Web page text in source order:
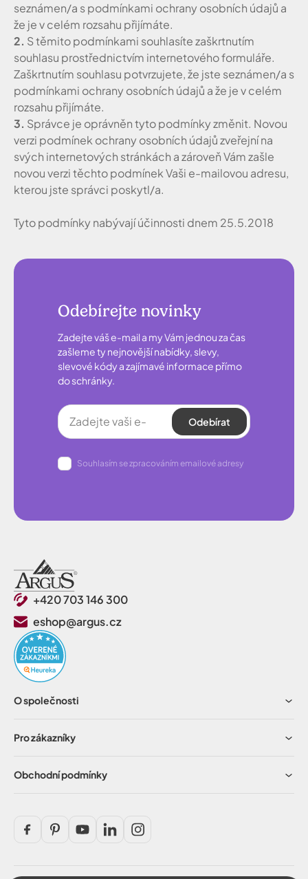
seznámen/a s podmínkami ochrany osobních údajů a
že je v celém rozsahu přijímáte.
2. S těmito podmínkami souhlasíte zaškrtnutím
souhlasu prostřednictvím internetového formuláře.
Zaškrtnutím souhlasu potvrzujete, že jste seznámen/a s
podmínkami ochrany osobních údajů a že je v celém
rozsahu přijímáte.
3. Správce je oprávněn tyto podmínky změnit. Novou
verzi podmínek ochrany osobních údajů zveřejní na
svých internetových stránkách a zároveň Vám zašle
novou verzi těchto podmínek Vaši e-mailovou adresu,
kterou jste správci poskytl/a.
Tyto podmínky nabývají účinnosti dnem 25.5.2018
Odebírejte novinky
Zadejte váš e-mail a my Vám jednou za čas
zašleme ty nejnovější nabídky, slevy,
slevové kódy a zajímavé informace přímo
do schránky.
Odebírat
Souhlasím se zpracováním emailové adresy
+420 703 146 300
eshop@argus.cz
O společnosti
Pro zákazníky
Obchodní podmínky